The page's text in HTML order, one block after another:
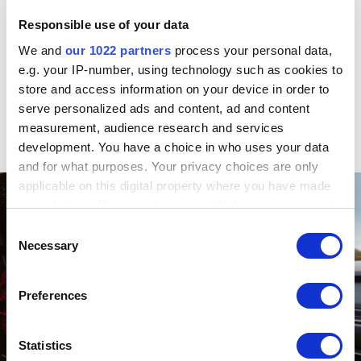
Responsible use of your data
We and our 1022 partners process your personal data,
e.g. your IP-number, using technology such as cookies to
store and access information on your device in order to
serve personalized ads and content, ad and content
measurement, audience research and services
development. You have a choice in who uses your data
and for what purposes. Your privacy choices are only
applicable on this digital property where you have made
your choices. You can change or withdraw your consent
the Privacy trigger icon.
Collect information about your geographical location
Identify your device by actively scanning it for
Selection
Necessary
Preferences
Statistics
erreichte Punktzahl sowie die Höchstpunktzahl, die im
betreffenden Segment im jeweiligen Testkapitel verteilt
wird. Beispiel: Während ein Kleinwagen im Antriebskapitel
höchstens 20 Punkte erreichen kann, sind es bei den
Sportwagen 33. Währenddessen gibt es bei einem
Sportwagen im Budgetkapitel maximal sieben Punkte zu
verteilen, bei einem Kleinwagen aber 25.